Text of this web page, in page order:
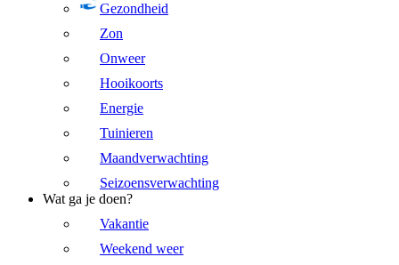
Gezondheid
Zon
Onweer
Hooikoorts
Energie
Tuinieren
Maandverwachting
Seizoensverwachting
Wat ga je doen?
Vakantie
Weekend weer